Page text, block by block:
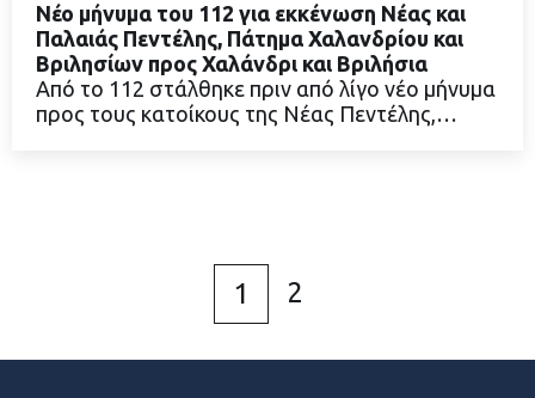
ΔΙΑΒΑΣΤΕ ΠΕΡΙΣΣΟΤΕΡΑ
Νέο μήνυμα του 112 για εκκένωση Νέας και
Παλαιάς Πεντέλης, Πάτημα Χαλανδρίου και
Βριλησίων προς Χαλάνδρι και Βριλήσια
Από το 112 στάλθηκε πριν από λίγο νέο μήνυμα
προς τους κατοίκους της Νέας Πεντέλης,…
1 2